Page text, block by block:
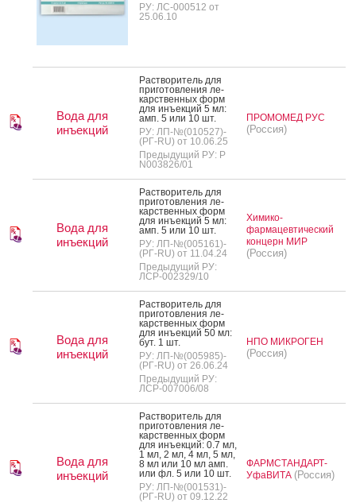
РУ: ЛС-000512 от
25.06.10
Вода для
инъекций
Рас­тво­ритель для
при­готов­ле­ния ле­
карс­твен­ных форм
для инъ­ек­ций 5 мл:
амп. 5 или 10 шт.
РУ: ЛП-№(010527)-
(РГ-RU) от 10.06.25
Предыдущий РУ: Р
N003826/01
ПРОМОМЕД РУС
(Россия)
Вода для
инъекций
Рас­тво­ритель для
при­готов­ле­ния ле­
карс­твен­ных форм
для инъ­ек­ций 5 мл:
амп. 5 или 10 шт.
РУ: ЛП-№(005161)-
(РГ-RU) от 11.04.24
Предыдущий РУ:
ЛСР-002329/10
Химико-
фармацевтический
концерн МИР
(Россия)
Вода для
инъекций
Рас­тво­ритель для
при­готов­ле­ния ле­
карс­твен­ных форм
для инъ­ек­ций 50 мл:
бут. 1 шт.
РУ: ЛП-№(005985)-
(РГ-RU) от 26.06.24
Предыдущий РУ:
ЛСР-007006/08
НПО МИКРОГЕН
(Россия)
Вода для
инъекций
Рас­тво­ритель для
при­готов­ле­ния ле­
карс­твен­ных форм
для инъ­ек­ций: 0.7 мл,
1 мл, 2 мл, 4 мл, 5 мл,
8 мл или 10 мл амп.
или фл. 5 или 10 шт.
РУ: ЛП-№(001531)-
(РГ-RU) от 09.12.22
ФАРМСТАНДАРТ-
УфаВИТА (Россия)